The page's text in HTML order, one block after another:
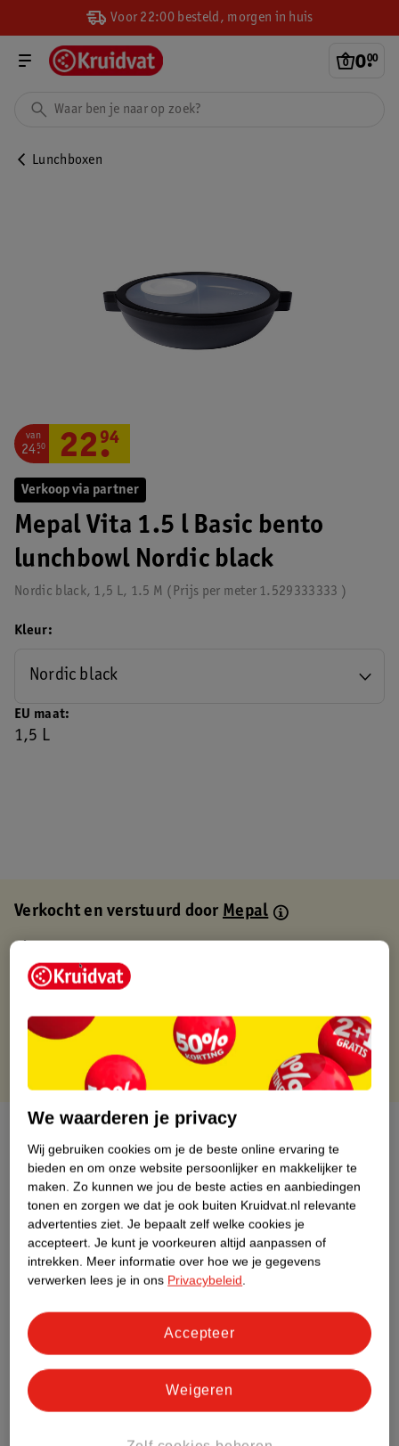
Voor 22:00 besteld, morgen in huis
0.
00
Lunchboxen
Verkoop via partner
Mepal Vita 1.5 l Basic bento
lunchbowl Nordic black
Nordic black, 1,5 L, 1.5 M 1.529333333
Prijs per meter
van
24.
50 22.
94
EU maat
1,5 L
Kleur
Nordic black
Verkocht en verstuurd doorMepal
Gratis thuisbezorgd
Gratis retourneren via verkooppartner.
Gratis punten met je Kruidvat kaart
Over dit product
Productinformatie
Etiketinformatie
Nature Impact Score
Meer informatie
Bestel & Bezorginformatie
We waarderen je privacy
Wij gebruiken cookies om je de beste online ervaring te
bieden en om onze website persoonlijker en makkelijker te
maken. Zo kunnen we jou de beste acties en aanbiedingen
tonen en zorgen we dat je ook buiten Kruidvat.nl relevante
advertenties ziet. Je bepaalt zelf welke cookies je
accepteert. Je kunt je voorkeuren altijd aanpassen of
intrekken. Meer informatie over hoe we je gegevens
verwerken lees je in ons Privacybeleid.
Weigeren
Accepteer